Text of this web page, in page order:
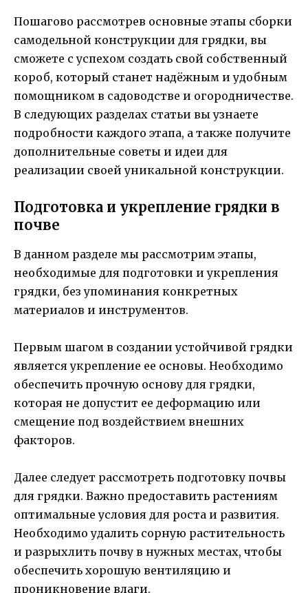
Пошагово рассмотрев основные этапы сборки
самодельной конструкции для грядки, вы
сможете с успехом создать свой собственный
короб, который станет надёжным и удобным
помощником в садоводстве и огородничестве.
В следующих разделах статьи вы узнаете
подробности каждого этапа, а также получите
дополнительные советы и идеи для
реализации своей уникальной конструкции.
Подготовка и укрепление грядки в
почве
В данном разделе мы рассмотрим этапы,
необходимые для подготовки и укрепления
грядки, без упоминания конкретных
материалов и инструментов.
Первым шагом в создании устойчивой грядки
является укрепление ее основы. Необходимо
обеспечить прочную основу для грядки,
которая не допустит ее деформацию или
смещение под воздействием внешних
факторов.
Далее следует рассмотреть подготовку почвы
для грядки. Важно предоставить растениям
оптимальные условия для роста и развития.
Необходимо удалить сорную растительность
и разрыхлить почву в нужных местах, чтобы
обеспечить хорошую вентиляцию и
проникновение влаги.